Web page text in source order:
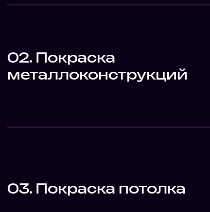
02. Покраска
металлоконструкций
03. Покраска потолка